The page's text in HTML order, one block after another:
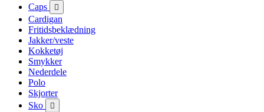
Caps

Cardigan
Fritidsbeklædning
Jakker/veste
Kokketøj
Smykker
Nederdele
Polo
Skjorter
Sko
